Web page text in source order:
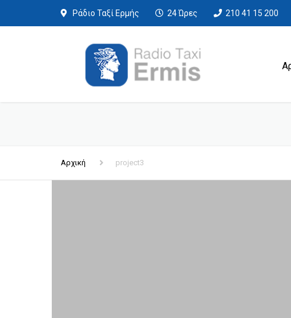
Ράδιο Ταξί Ερμής 24 Ώρες 210 41 15 200
Αρχική project3